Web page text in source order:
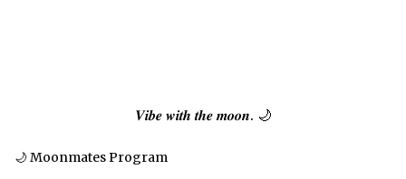
𝑽𝒊𝒃𝒆 𝒘𝒊𝒕𝒉 𝒕𝒉𝒆 𝒎𝒐𝒐𝒏. 🌙
🌙 Moonmates Program